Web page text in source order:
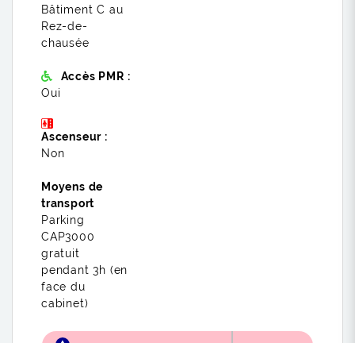
Bâtiment C au
Rez-de-
chausée
Accès PMR :
Oui
Ascenseur :
Non
Moyens de
transport
Parking
CAP3000
gratuit
pendant 3h (en
face du
cabinet)